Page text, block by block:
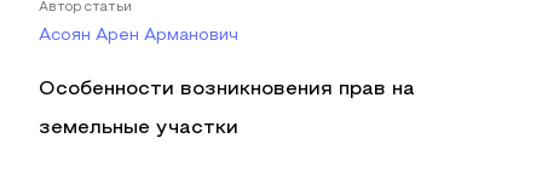
Автор статьи
Асоян Арен Арманович
Особенности возникновения прав на
земельные участки